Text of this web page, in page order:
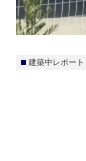
建築中レポート